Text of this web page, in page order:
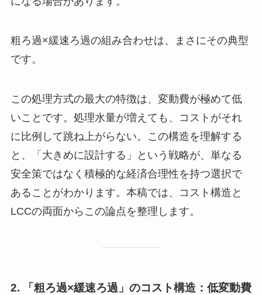
粗ろ過×緩速ろ過の組み合わせは、まさにその典型
です。
この処理方式の最大の特徴は、変動費が極めて低
いことです。処理水量が増えても、コストがそれ
に比例して跳ね上がらない。この構造を理解する
と、「大きめに設計する」という戦略が、単なる
安全策ではなく積極的な経済合理性を持つ選択で
あることがわかります。本稿では、コスト構造と
LCCの両面からこの論点を整理します。
2. 「粗ろ過×緩速ろ過」のコスト構造：低変動費